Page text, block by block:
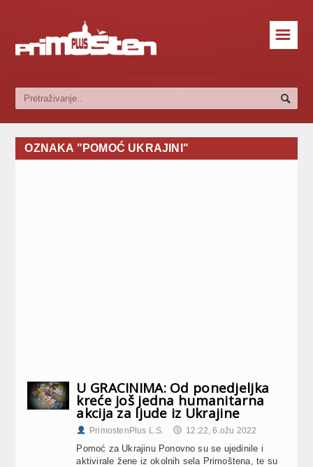
☰
OZNAKA "POMOĆ UKRAJINI"
U GRACINIMA: Od ponedjeljka
kreće još jedna humanitarna
akcija za ljude iz Ukrajine
PrimostenPlus L.S. 12:22, 6.ožu 2022
Pomoć za Ukrajinu Ponovno su se ujedinile i
aktivirale žene iz okolnih sela Primoštena, te su